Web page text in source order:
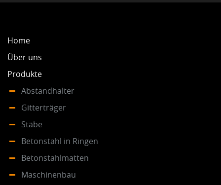
Home
Über uns
Produkte
Abstandhalter
Gitterträger
Stäbe
Betonstahl in Ringen
Betonstahlmatten
Maschinenbau